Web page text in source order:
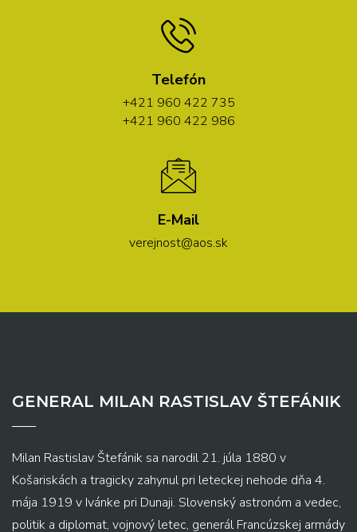
Telefón
+421 960 422 735
+421 960 422 986
E-Mail
verejnost@aos.sk
GENERAL MILAN RASTISLAV ŠTEFÁNIK
Milan Rastislav Štefánik sa narodil 21. júla 1880 v
Košariskách a tragicky zahynul pri leteckej nehode dňa 4.
mája 1919 v Ivánke pri Dunaji. Slovenský astronóm a vedec,
politik a diplomat, vojnový letec, generál Francúzskej armády